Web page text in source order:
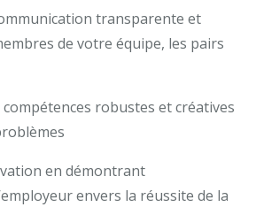
transparente et
de votre équipe, les pairs
robustes et créatives
en démontrant
envers la réussite de la